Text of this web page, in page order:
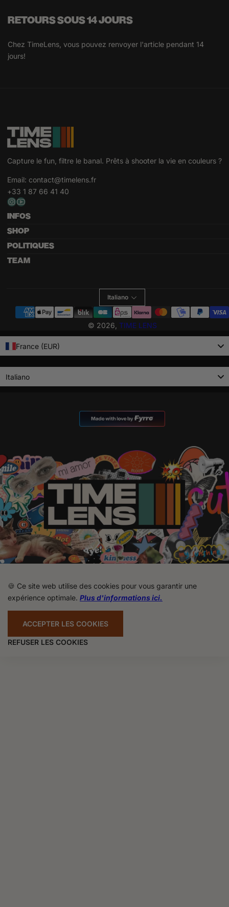
RETOURS SOUS 14 JOURS
Chez TimeLens, vous pouvez renvoyer l'article pendant 14
jours!
Capture le fun, filtre le banal. Prêts à shooter la vie en couleurs ?
Email: contact@timelens.fr
+33 1 87 66 41 40
INFOS
SHOP
POLITIQUES
TEAM
Italiano
© 2026, TIME LENS
Metodi
pagamento
France (EUR)
Italiano
🍪 Ce site web utilise des cookies pour vous garantir une
expérience optimale. Plus d'informations ici.
ACCEPTER LES COOKIES
REFUSER LES COOKIES